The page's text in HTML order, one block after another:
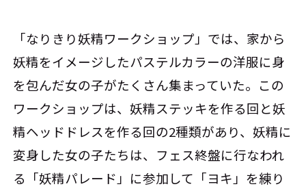
「なりきり妖精ワークショップ」では、家から
妖精をイメージしたパステルカラーの洋服に身
を包んだ女の子がたくさん集まっていた。この
ワークショップは、妖精ステッキを作る回と妖
精ヘッドドレスを作る回の2種類があり、妖精に
変身した女の子たちは、フェス終盤に行なわれ
る「妖精パレード」に参加して「ヨキ」を練り